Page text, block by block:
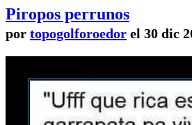
Piropos perrunos
por topogolforoedor el 30 dic